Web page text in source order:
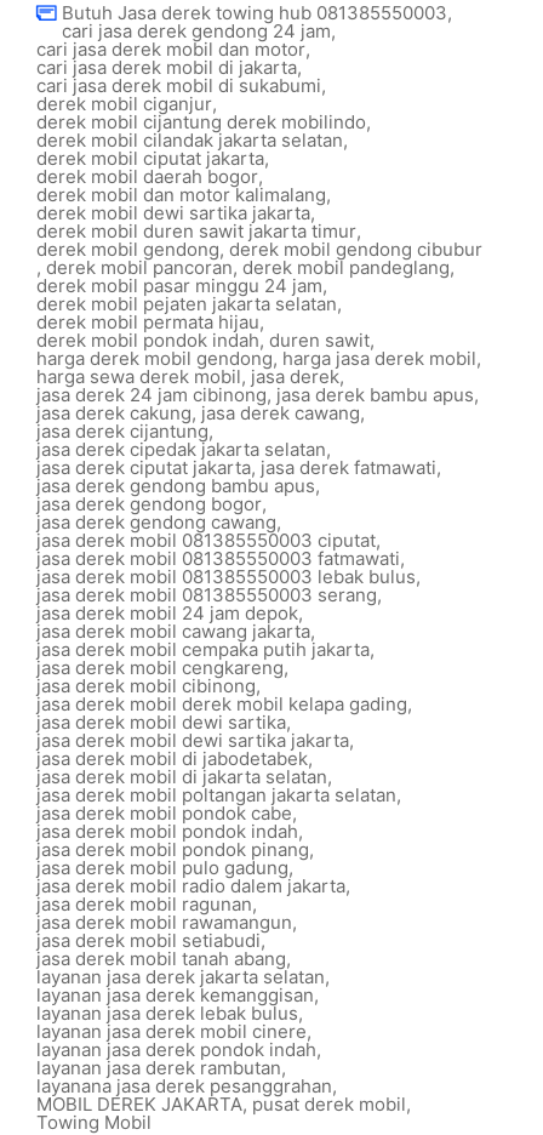
Butuh Jasa derek towing hub 081385550003,
cari jasa derek gendong 24 jam,
cari jasa derek mobil dan motor,
cari jasa derek mobil di jakarta,
cari jasa derek mobil di sukabumi,
derek mobil ciganjur,
derek mobil cijantung derek mobilindo,
derek mobil cilandak jakarta selatan,
derek mobil ciputat jakarta,
derek mobil daerah bogor,
derek mobil dan motor kalimalang,
derek mobil dewi sartika jakarta,
derek mobil duren sawit jakarta timur,
derek mobil gendong, derek mobil gendong cibubur
, derek mobil pancoran, derek mobil pandeglang,
derek mobil pasar minggu 24 jam,
derek mobil pejaten jakarta selatan,
derek mobil permata hijau,
derek mobil pondok indah, duren sawit,
harga derek mobil gendong, harga jasa derek mobil,
harga sewa derek mobil, jasa derek,
jasa derek 24 jam cibinong, jasa derek bambu apus,
jasa derek cakung, jasa derek cawang,
jasa derek cijantung,
jasa derek cipedak jakarta selatan,
jasa derek ciputat jakarta, jasa derek fatmawati,
jasa derek gendong bambu apus,
jasa derek gendong bogor,
jasa derek gendong cawang,
jasa derek mobil 081385550003 ciputat,
jasa derek mobil 081385550003 fatmawati,
jasa derek mobil 081385550003 lebak bulus,
jasa derek mobil 081385550003 serang,
jasa derek mobil 24 jam depok,
jasa derek mobil cawang jakarta,
jasa derek mobil cempaka putih jakarta,
jasa derek mobil cengkareng,
jasa derek mobil cibinong,
jasa derek mobil derek mobil kelapa gading,
jasa derek mobil dewi sartika,
jasa derek mobil dewi sartika jakarta,
jasa derek mobil di jabodetabek,
jasa derek mobil di jakarta selatan,
jasa derek mobil poltangan jakarta selatan,
jasa derek mobil pondok cabe,
jasa derek mobil pondok indah,
jasa derek mobil pondok pinang,
jasa derek mobil pulo gadung,
jasa derek mobil radio dalem jakarta,
jasa derek mobil ragunan,
jasa derek mobil rawamangun,
jasa derek mobil setiabudi,
jasa derek mobil tanah abang,
layanan jasa derek jakarta selatan,
layanan jasa derek kemanggisan,
layanan jasa derek lebak bulus,
layanan jasa derek mobil cinere,
layanan jasa derek pondok indah,
layanan jasa derek rambutan,
layanana jasa derek pesanggrahan,
MOBIL DEREK JAKARTA, pusat derek mobil,
Towing Mobil